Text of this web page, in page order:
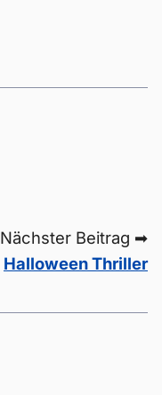
Nächster Beitrag ➡
Halloween Thriller